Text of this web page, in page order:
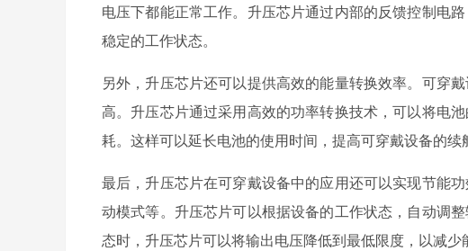
电压下都能正常工作。升压芯片通过内部的反馈控制电
稳定的工作状态。
另外，升压芯片还可以提供高效的能量转换效率。可穿
高。升压芯片通过采用高效的功率转换技术，可以将电
耗。这样可以延长电池的使用时间，提高可穿戴设备的续
最后，升压芯片在可穿戴设备中的应用还可以实现节能
动模式等。升压芯片可以根据设备的工作状态，自动调
态时，升压芯片可以将输出电压降低到最低限度，以减少